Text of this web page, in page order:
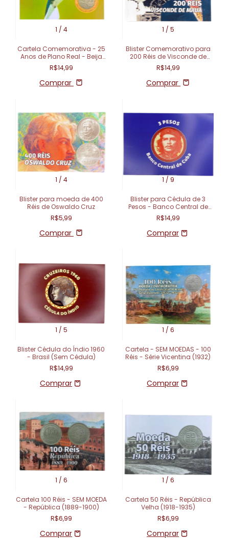
1 / 4
Cartela Comemorativa - 25
Anos de Plano Real - Beija
Flor 1 Real (2019)
R$14,99
Comprar
1 / 5
Blister Comemorativo para
200 Réis de Visconde de
Mauá
R$14,99
Comprar
1 / 4
Blister para moeda de 400
Réis de Oswaldo Cruz
R$5,99
Comprar
1 / 9
Blister para Cédula de 3
Pesos - Banco Central de
Cuba - Cuba
R$14,99
1 / 5
Blister Cédula do Índio 1960
- Brasil (Sem Cédula)
R$14,99
1 / 6
Cartela - SEM MOEDAS - 100
Réis - Série Vicentina (1932)
R$6,99
1 / 6
Cartela 100 Réis - SEM MOEDA
- República (1889-1900)
R$6,99
1 / 6
Cartela 50 Réis - República
Velha (1918-1935)
R$6,99